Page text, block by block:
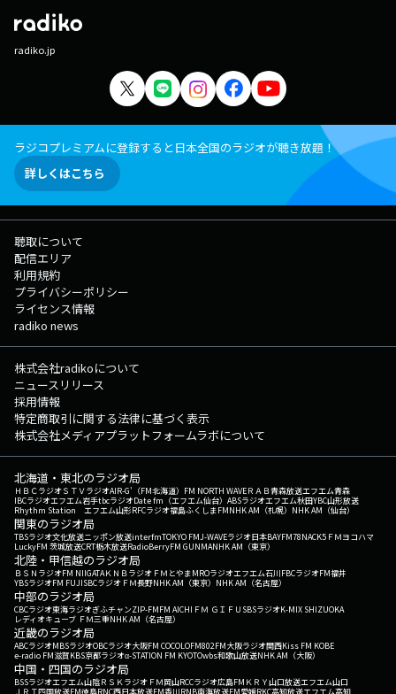
radiko.jp
ラジコプレミアムに登録すると日本全国のラジオが聴き放題！
詳しくはこちら
聴取について
配信エリア
利用規約
プライバシーポリシー
ライセンス情報
radiko news
株式会社radikoについて
ニュースリリース
採用情報
特定商取引に関する法律に基づく表示
株式会社メディアプラットフォームラボについて
北海道・東北のラジオ局
ＨＢＣラジオＳＴＶラジオAIR-G'（FM北海道） FM NORTH WAVEＲＡＢ青森放送エフエム青森
IBCラジオエフエム岩手tbcラジオDate fm（エフエム仙台） ABSラジオエフエム秋田YBC山形放送
Rhythm Station エフエム山形RFCラジオ福島ふくしまFMNHK AM（札幌） NHK AM（仙台）
関東のラジオ局
TBSラジオ文化放送ニッポン放送interfmTOKYO FMJ-WAVEラジオ日本BAYFM78NACK5 ＦＭヨコハマ
LuckyFM 茨城放送CRT栃木放送RadioBerryFM GUNMANHK AM（東京）
北陸・甲信越のラジオ局
ＢＳＮラジオFM NIIGATAＫＮＢラジオ ＦＭとやまMROラジオエフエム石川FBCラジオFM福井
YBSラジオFM FUJISBCラジオ ＦＭ長野NHK AM（東京） NHK AM（名古屋）
中部のラジオ局
CBCラジオ東海ラジオぎふチャンZIP-FMFM AICHI ＦＭ ＧＩＦＵ SBSラジオK-MIX SHIZUOKA
レディオキューブ ＦＭ三重NHK AM（名古屋）
近畿のラジオ局
ABCラジオMBSラジオOBCラジオ大阪FM COCOLOFM802FM大阪ラジオ関西Kiss FM KOBE
e-radio FM滋賀KBS京都ラジオα-STATION FM KYOTOwbs和歌山放送NHK AM（大阪）
中国・四国のラジオ局
BSSラジオエフエム山陰ＲＳＫラジオ ＦＭ岡山RCCラジオ広島FM ＫＲＹ山口放送エフエム山口